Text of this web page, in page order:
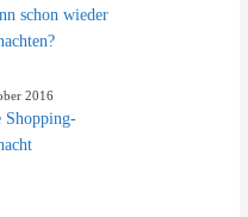
schon wieder
2016
Shopping-